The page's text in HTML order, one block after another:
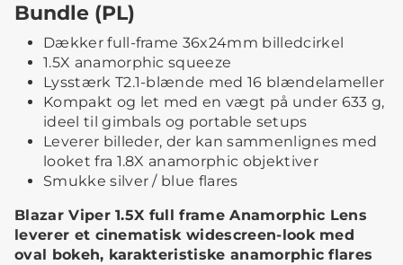
Bundle (PL)
Dækker full-frame 36x24mm billedcirkel
1.5X anamorphic squeeze
Lysstærk T2.1-blænde med 16 blændelameller
Kompakt og let med en vægt på under 633 g,
ideel til gimbals og portable setups
Leverer billeder, der kan sammenlignes med
looket fra 1.8X anamorphic objektiver
Smukke silver / blue flares
Blazar Viper 1.5X full frame Anamorphic Lens
leverer et cinematisk widescreen-look med
oval bokeh, karakteristiske anamorphic flares